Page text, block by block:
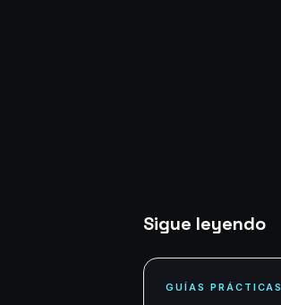
Sigue leyendo
GUÍAS PRÁCTICAS